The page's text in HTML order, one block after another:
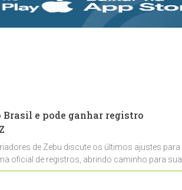
rastreabilidade e
rigor técnico para
Brasil e pode ganhar registro
de Zebu discute os últimos ajustes para
oficial de registros, abrindo caminho para sua